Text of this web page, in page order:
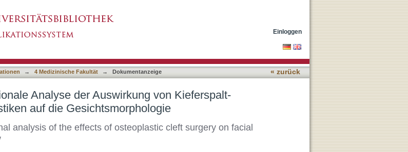
Einloggen
→ 4 Medizinische Fakultät → Dokumentanzeige « zurück
Analyse der Auswirkung von Kieferspalt-
auf die Gesichtsmorphologie
analysis of the effects of osteoplastic cleft surgery on facial